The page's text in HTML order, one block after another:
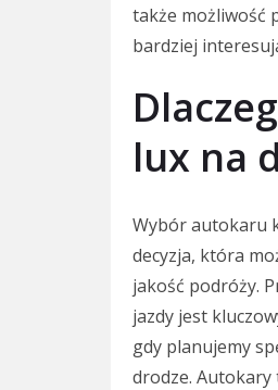
także możliwość
bardziej
lux na
Wybór autokaru
decyzja, która
jakość podróży.
jazdy jest
gdy planujemy
drodze.